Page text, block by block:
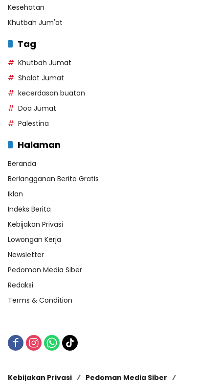
Kesehatan
Khutbah Jum'at
Tag
Khutbah Jumat
Shalat Jumat
kecerdasan buatan
Doa Jumat
Palestina
Halaman
Beranda
Berlangganan Berita Gratis
Iklan
Indeks Berita
Kebijakan Privasi
Lowongan Kerja
Newsletter
Pedoman Media Siber
Redaksi
Terms & Condition
Kebijakan Privasi Pedoman Media Siber